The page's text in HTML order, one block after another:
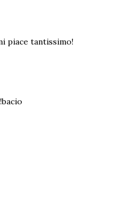
piace tantissimo!